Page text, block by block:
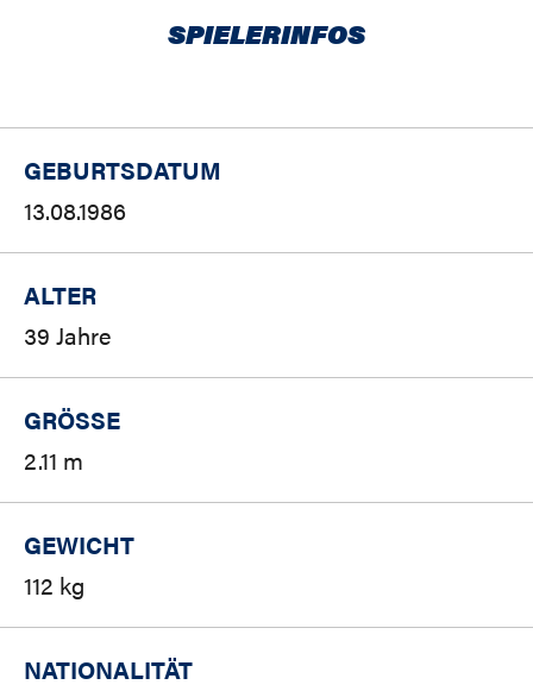
SPIELERINFOS
GEBURTSDATUM
13.08.1986
ALTER
39 Jahre
GRÖSSE
2.11 m
GEWICHT
112 kg
NATIONALITÄT